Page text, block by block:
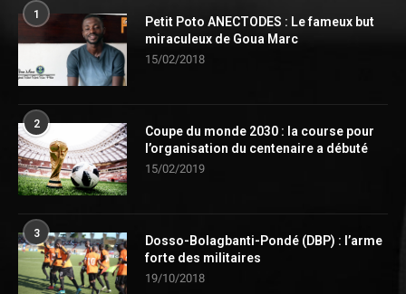
1
Petit Poto ANECTODES : Le fameux but
miraculeux de Goua Marc
15/02/2018
2
Coupe du monde 2030 : la course pour
l’organisation du centenaire a débuté
15/02/2019
3
Dosso-Bolagbanti-Pondé (DBP) : l’arme
forte des militaires
19/10/2018